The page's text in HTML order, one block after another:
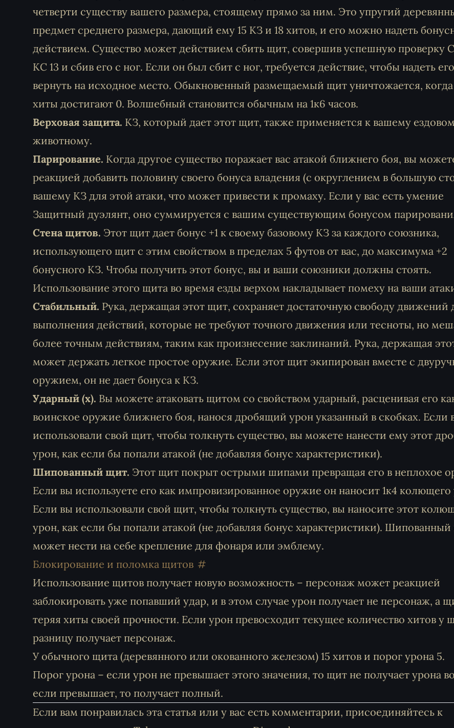
четверти существу вашего размера, стоящему прямо за ним. Это упругий
предмет среднего размера, дающий ему 15 КЗ и 18 хитов, и его можно надеть
действием. Существо может действием сбить щит, совершив успешную проверку
КС 13 и сбив его с ног. Если он был сбит с ног, требуется действие, чтобы надеть
вернуть на исходное место. Обыкновенный размещаемый щит уничтожается, когда
хиты достигают 0. Волшебный становится обычным на 1к6 часов.
Верховая защита. КЗ, который дает этот щит, также применяется к вашему
животному.
Парирование. Когда другое существо поражает вас атакой ближнего боя, вы
реакцией добавить половину своего бонуса владения (с округлением в большую
вашему КЗ для этой атаки, что может привести к промаху. Если у вас есть умение
Защитный дуэлянт, оно суммируется с вашим существующим бонусом
Стена щитов. Этот щит дает бонус +1 к своему базовому КЗ за каждого союзника,
использующего щит с этим свойством в пределах 5 футов от вас, до максимума +2
бонусного КЗ. Чтобы получить этот бонус, вы и ваши союзники должны стоять.
Использование этого щита во время езды верхом накладывает помеху на ваши
Стабильный. Рука, держащая этот щит, сохраняет достаточную свободу движений
выполнения действий, которые не требуют точного движения или тесноты, но
более точным действиям, таким как произнесение заклинаний. Рука, держащая
может держать легкое простое оружие. Если этот щит экипирован вместе с
оружием, он не дает бонуса к КЗ.
Ударный (x). Вы можете атаковать щитом со свойством ударный, расценивая его
воинское оружие ближнего боя, нанося дробящий урон указанный в скобках. Если
использовали свой щит, чтобы толкнуть существо, вы можете нанести ему этот
урон, как если бы попали атакой (не добавляя бонус характеристики).
Шипованный щит. Этот щит покрыт острыми шипами превращая его в неплохое
Если вы используете его как импровизированное оружие он наносит 1к4 колющего
Если вы использовали свой щит, чтобы толкнуть существо, вы наносите этот
урон, как если бы попали атакой (не добавляя бонус характеристики).
может нести на себе крепление для фонаря или эмблему.
Блокирование и поломка щитов
Использование щитов получает новую возможность – персонаж может реакцией
заблокировать уже попавший удар, и в этом случае урон получает не персонаж, а
теряя хиты своей прочности. Если урон превосходит текущее количество хитов у
разницу получает персонаж.
У обычного щита (деревянного или окованного железом) 15 хитов и порог урона 5.
Порог урона – если урон не превышает этого значения, то щит не получает урона
если превышает, то получает полный.
Если вам понравилась эта статья или у вас есть комментарии, присоединяйтесь к